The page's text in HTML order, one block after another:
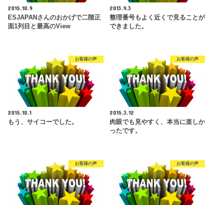
2015.10.9
ESJAPANさんのおかげで二階正
面1列目と最高のView
2013.9.3
整理番号もよく近くで見ることが
できました。
お客様の声
2015.10.1
もう、サイコーでした。
お客様の声
2015.3.12
肉眼でも見やすく、本当に楽しか
ったです。
お客様の声 お客様の声